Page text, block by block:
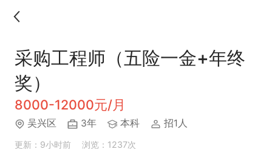
采购工程师（五险一金+年终
奖）
8000-12000元/月
吴兴区 3年 本科 招1人
更新：9小时前 浏览：1237次